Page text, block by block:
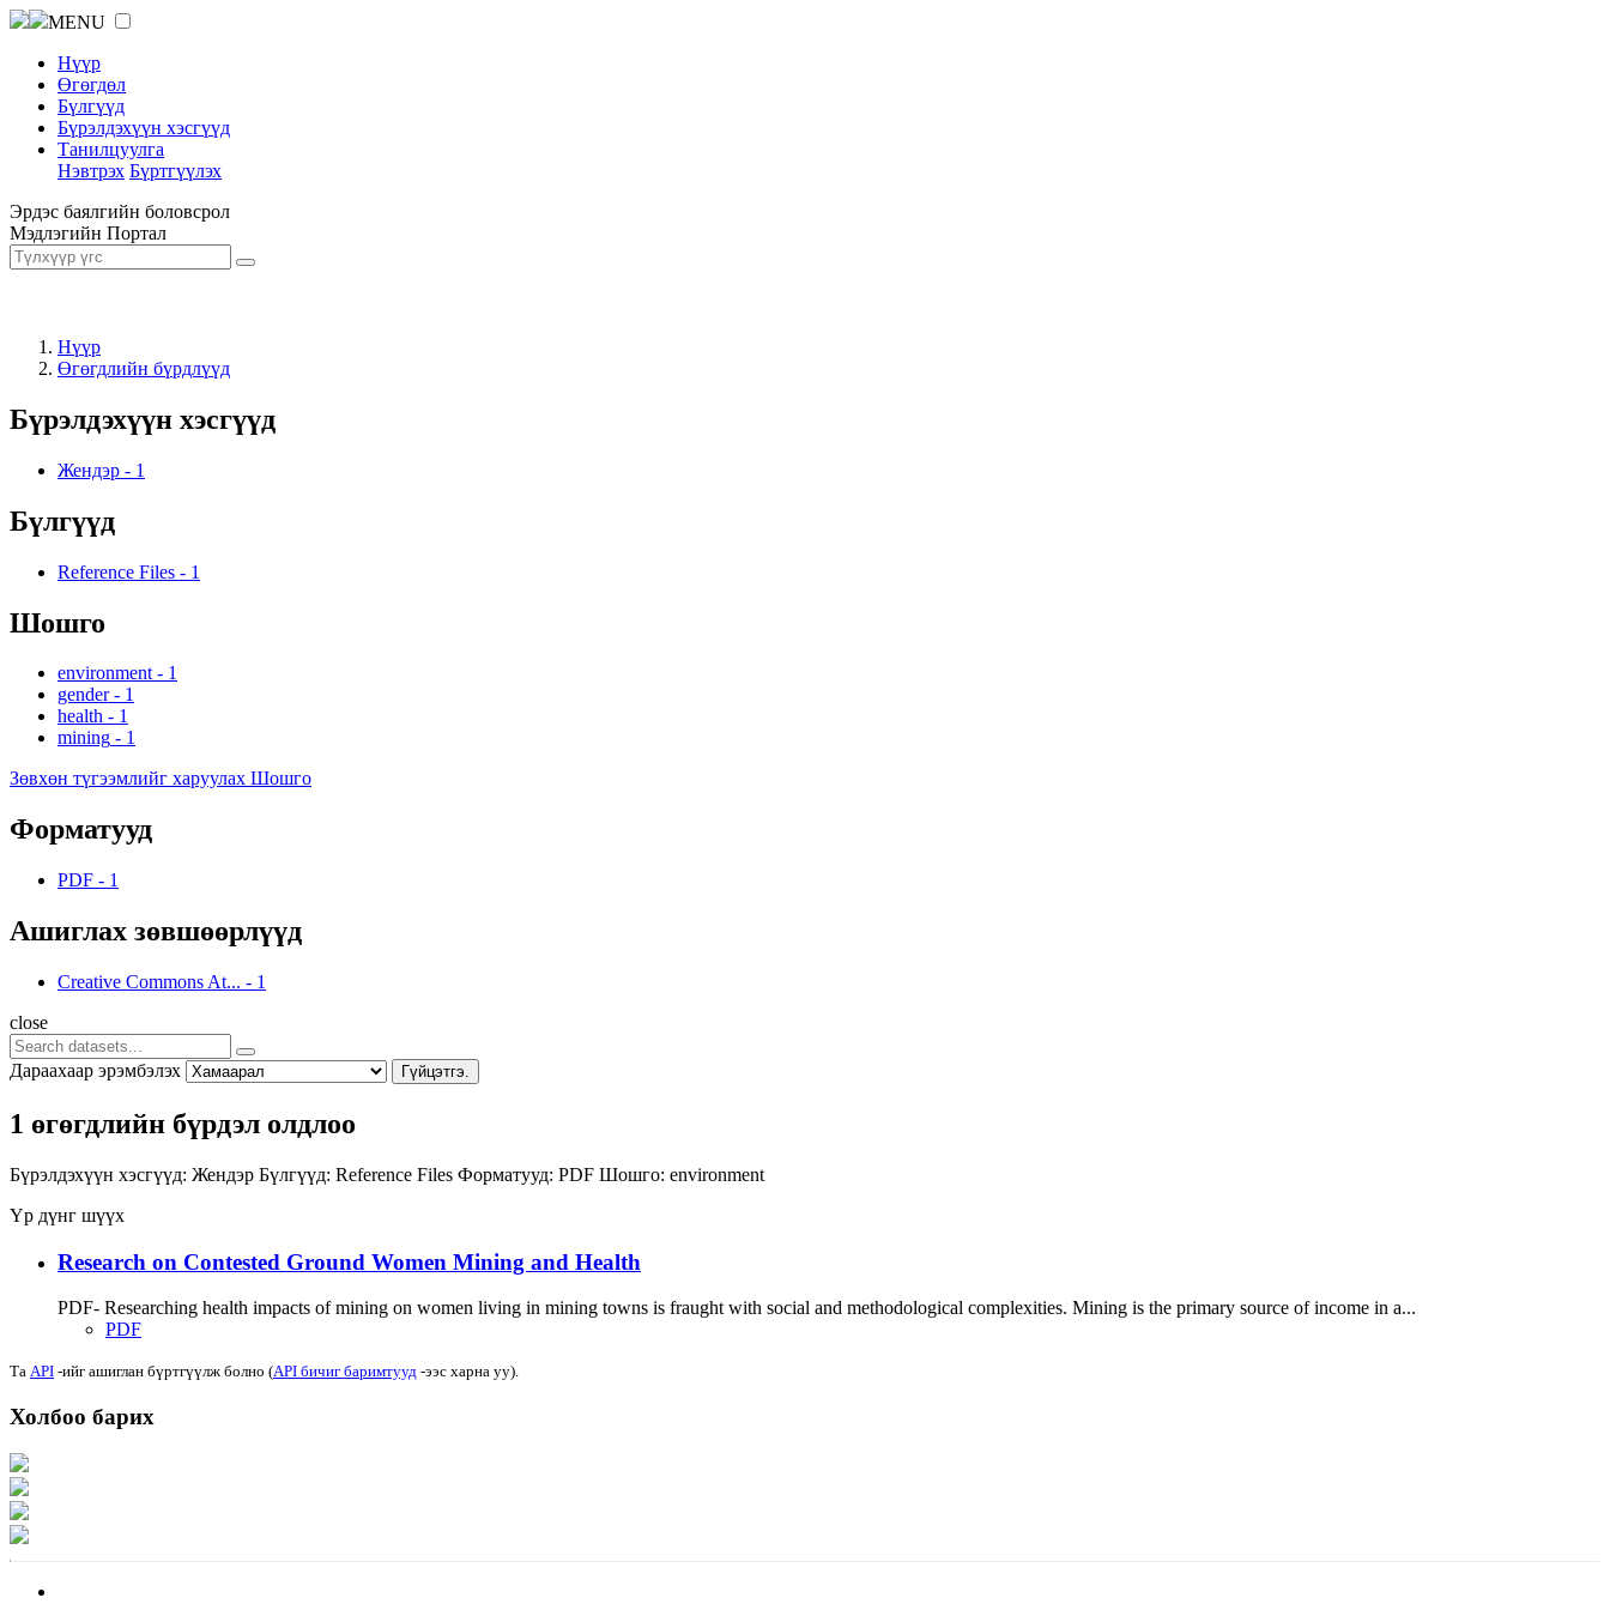
MENU
Нүүр
Өгөгдөл
Бүлгүүд
Бүрэлдэхүүн хэсгүүд
Танилцуулга
Нэвтрэх Бүртгүүлэх
Эрдэс баялгийн боловсрол
Мэдлэгийн Портал
Нүүр
Өгөгдлийн бүрдлүүд
Бүрэлдэхүүн хэсгүүд
Жендэр - 1
Бүлгүүд
Reference Files - 1
Шошго
environment - 1
gender - 1
health - 1
mining - 1
Зөвхөн түгээмлийг харуулах Шошго
Форматууд
PDF - 1
Ашиглах зөвшөөрлүүд
Creative Commons At... - 1
close
Дараахаар эрэмбэлэх Гүйцэтгэ.
1 өгөгдлийн бүрдэл олдлоо
Бүрэлдэхүүн хэсгүүд: Жендэр Бүлгүүд: Reference Files Форматууд: PDF Шошго: environment
Үр дүнг шүүх
Research on Contested Ground Women Mining and Health
PDF- Researching health impacts of mining on women living in mining towns is fraught with social and methodological complexities. Mining is the primary source of income in a...
PDF
Та API -ийг ашиглан бүртгүүлж болно (API бичиг баримтууд -ээс харна уу).
Холбоо барих